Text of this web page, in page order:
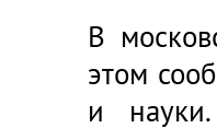
В
этом
и